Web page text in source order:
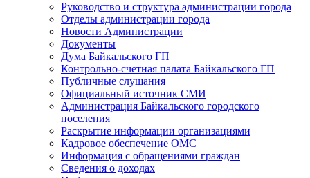
Руководство и структура администрации города
Отделы администрации города
Новости Администрации
Документы
Дума Байкальского ГП
Контрольно-счетная палата Байкальского ГП
Публичные слушания
Официальный источник СМИ
Администрация Байкальского городского
поселения
Раскрытие информации организациями
Кадровое обеспечение ОМС
Информация с обращениями граждан
Сведения о доходах